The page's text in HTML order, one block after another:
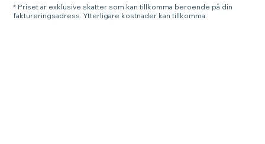
* Priset är exklusive skatter som kan tillkomma beroende på din
faktureringsadress. Ytterligare kostnader kan tillkomma.